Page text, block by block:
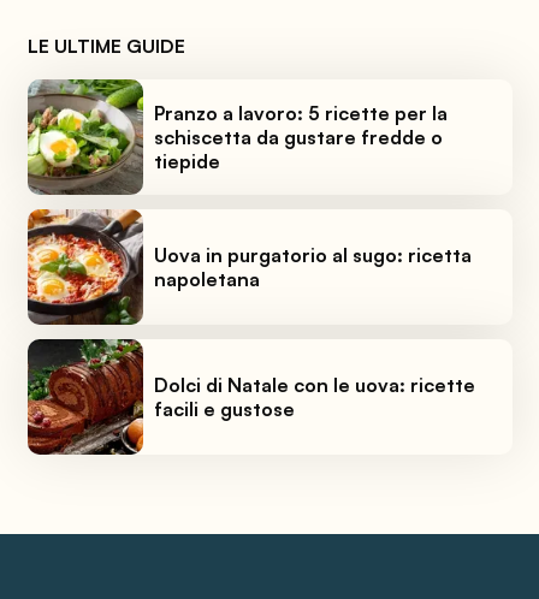
LE ULTIME GUIDE
Pranzo a lavoro: 5 ricette per la
schiscetta da gustare fredde o
tiepide
Uova in purgatorio al sugo: ricetta
napoletana
Dolci di Natale con le uova: ricette
facili e gustose